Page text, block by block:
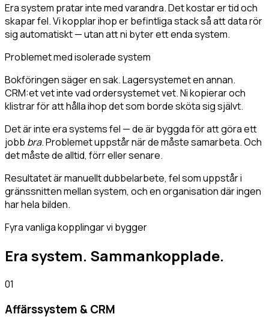
Era system pratar inte med varandra. Det kostar er tid och
skapar fel. Vi kopplar ihop er befintliga stack så att data rör
sig automatiskt — utan att ni byter ett enda system.
Problemet med isolerade system
Bokföringen säger en sak. Lagersystemet en annan.
CRM:et vet inte vad ordersystemet vet. Nikopierar och
klistrarför att hålla ihop det som borde sköta sig självt.
Det är inte era systems fel — de är byggda för att göra ett
jobb bra. Problemet uppstår när de måste samarbeta. Och
det måste de alltid, förr eller senare.
Resultatet är manuellt dubbelarbete, fel som uppstår i
gränssnitten mellan system, och en organisation däringen
har hela bilden.
Fyra vanliga kopplingar vi bygger
Era system. Sammankopplade.
01
Affärssystem & CRM